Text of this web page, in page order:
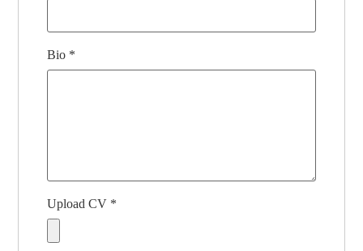
Bio *
Upload CV *